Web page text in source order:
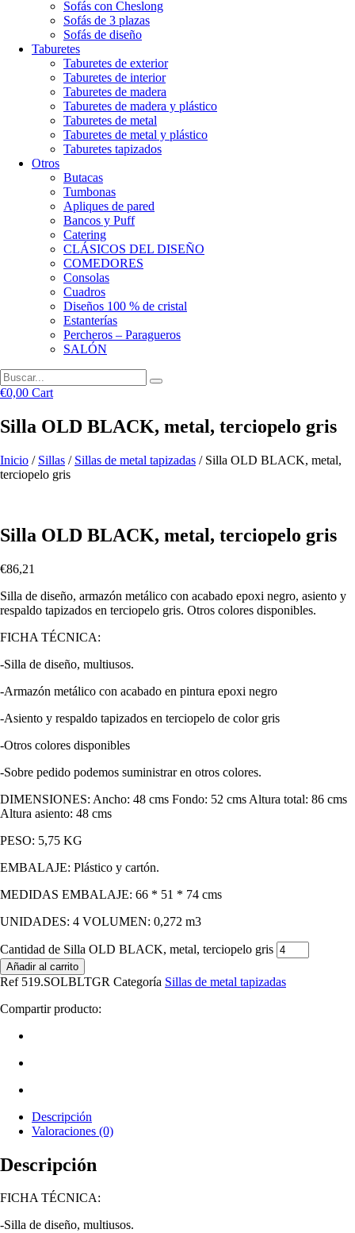
Sofás con Cheslong
Sofás de 3 plazas
Sofás de diseño
Taburetes
Taburetes de exterior
Taburetes de interior
Taburetes de madera
Taburetes de madera y plástico
Taburetes de metal
Taburetes de metal y plástico
Taburetes tapizados
Otros
Butacas
Tumbonas
Apliques de pared
Bancos y Puff
Catering
CLÁSICOS DEL DISEÑO
COMEDORES
Consolas
Cuadros
Diseños 100 % de cristal
Estanterías
Percheros – Paragueros
SALÓN
€0,00 Cart
Silla OLD BLACK, metal, terciopelo gris
Inicio / Sillas / Sillas de metal tapizadas / Silla OLD BLACK, metal,
terciopelo gris
Silla OLD BLACK, metal, terciopelo gris
€86,21
Silla de diseño, armazón metálico con acabado epoxi negro, asiento y
respaldo tapizados en terciopelo gris. Otros colores disponibles.
FICHA TÉCNICA:
-Silla de diseño, multiusos.
-Armazón metálico con acabado en pintura epoxi negro
-Asiento y respaldo tapizados en terciopelo de color gris
-Otros colores disponibles
-Sobre pedido podemos suministrar en otros colores.
DIMENSIONES: Ancho: 48 cms Fondo: 52 cms Altura total: 86 cms
Altura asiento: 48 cms
PESO: 5,75 KG
EMBALAJE: Plástico y cartón.
MEDIDAS EMBALAJE: 66 * 51 * 74 cms
UNIDADES: 4 VOLUMEN: 0,272 m3
Cantidad de Silla OLD BLACK, metal, terciopelo gris
Añadir al carrito
Ref 519.SOLBLTGR Categoría Sillas de metal tapizadas
Compartir producto:
Descripción
Valoraciones (0)
Descripción
FICHA TÉCNICA:
-Silla de diseño, multiusos.